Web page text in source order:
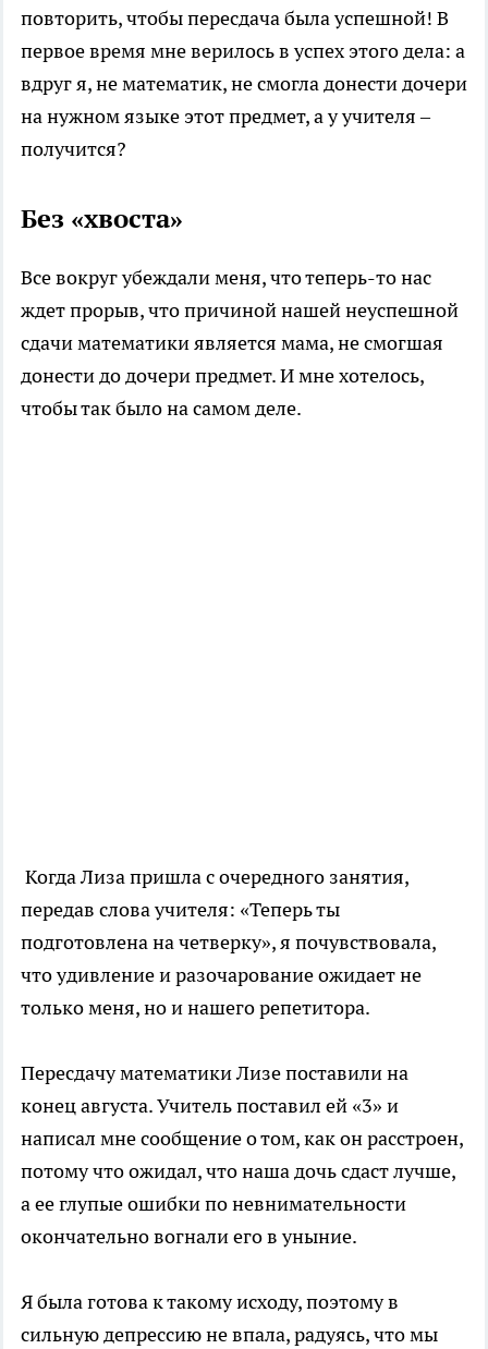
повторить, чтобы пересдача была успешной! В
первое время мне верилось в успех этого дела: а
вдруг я, не математик, не смогла донести дочери
на нужном языке этот предмет, а у учителя –
получится?
Без «хвоста»
Все вокруг убеждали меня, что теперь-то нас
ждет прорыв, что причиной нашей неуспешной
сдачи математики является мама, не смогшая
донести до дочери предмет. И мне хотелось,
чтобы так было на самом деле.
Когда Лиза пришла с очередного занятия,
передав слова учителя: «Теперь ты
подготовлена на четверку», я почувствовала,
что удивление и разочарование ожидает не
только меня, но и нашего репетитора.
Пересдачу математики Лизе поставили на
конец августа. Учитель поставил ей «3» и
написал мне сообщение о том, как он расстроен,
потому что ожидал, что наша дочь сдаст лучше,
а ее глупые ошибки по невнимательности
окончательно вогнали его в уныние.
Я была готова к такому исходу, поэтому в
сильную депрессию не впала, радуясь, что мы